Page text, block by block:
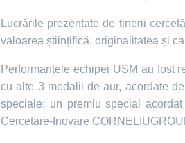
Lucrările prezentate de tinerii
valoarea științifică, originalitatea și
Performanțele echipei USM au fost
cu alte 3 medalii de aur, acordate
speciale: un premiu special
Cercetare-Inovare